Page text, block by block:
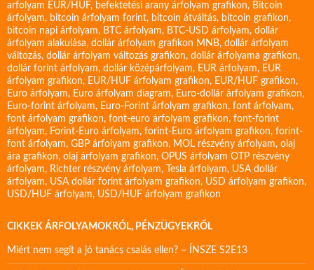
arfolyam EUR/HUF, befektetési arany árfolyam grafikon, Bitcoin
árfolyam, bitcoin árfolyam forint, bitcoin átváltás, bitcoin grafikon,
bitcoin napi árfolyam, BTC árfolyam, BTC-USD árfolyam, dollár
árfolyam alakulása, dollár árfolyam grafikon MNB, dollár árfolyam
változás, dollár árfolyam változás grafikon, dollár árfolyama grafikon,
dollár forint árfolyam, dollár középárfolyam, EUR árfolyam, EUR
árfolyam grafikon, EUR/HUF árfolyam grafikon, EUR/HUF grafikon,
Euro árfolyam, Euro árfolyam diagram, Euro-dollár árfolyam grafikon,
Euro-forint árfolyam, Euro-Forint árfolyam grafikon, font árfolyam,
font árfolyam grafikon, font-euro árfolyam grafikon, font-forint
árfolyam, Forint-Euro árfolyam, forint-Euro árfolyam grafikon, forint-
font árfolyam, GBP árfolyam grafikon, MOL részvény árfolyam, olaj
ára grafikon, olaj árfolyam grafikon, OPUS árfolyam OTP részvény
árfolyam, Richter részvény árfolyam, Tesla árfolyam, USA dollár
árfolyam, USA dollár forint árfolyam grafikon, USD árfolyam grafikon,
USD/HUF árfolyam, USD/HUF árfolyam grafikon
CIKKEK ÁRFOLYAMOKRÓL, PÉNZÜGYEKRŐL
Miért nem segít a jó tanács csalás ellen? – ÍNSZE S2E13